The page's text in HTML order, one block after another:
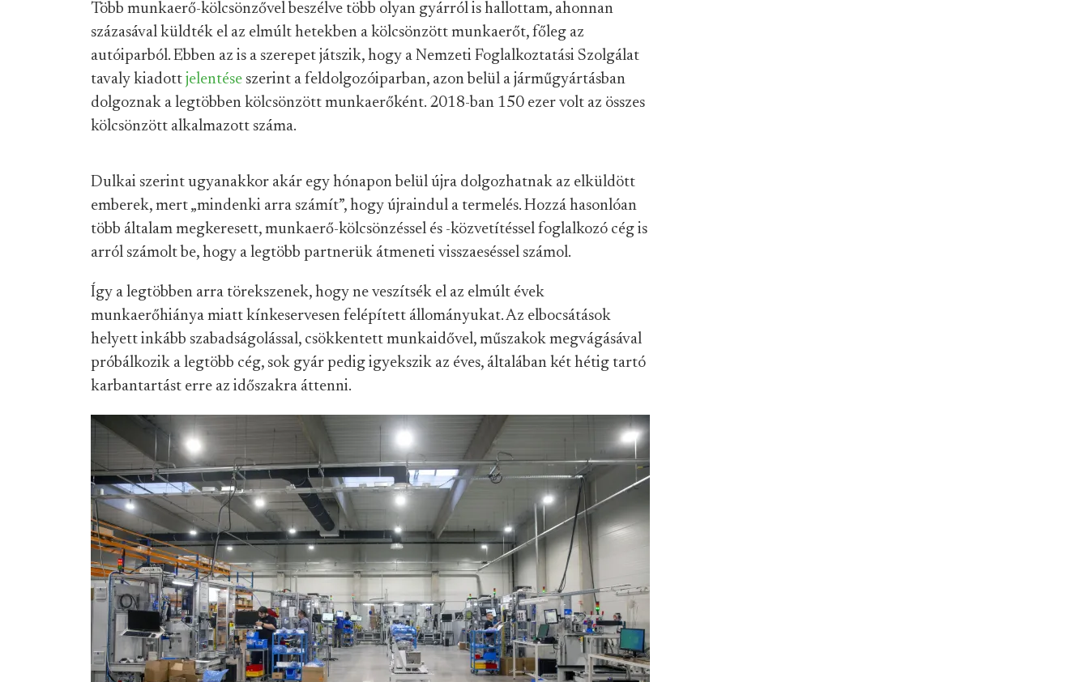
Több munkaerő-kölcsönzővel beszélve több olyan gyárról is hallottam, ahonnan
százasával küldték el az elmúlt hetekben a kölcsönzött munkaerőt, főleg az
autóiparból. Ebben az is a szerepet játszik, hogy a Nemzeti Foglalkoztatási Szolgálat
tavaly kiadott jelentése szerint a feldolgozóiparban, azon belül a járműgyártásban
dolgoznak a legtöbben kölcsönzött munkaerőként. 2018-ban 150 ezer volt az összes
kölcsönzött alkalmazott száma.
Dulkai szerint ugyanakkor akár egy hónapon belül újra dolgozhatnak az elküldött
emberek, mert „mindenki arra számít”, hogy újraindul a termelés. Hozzá hasonlóan
több általam megkeresett, munkaerő-kölcsönzéssel és -közvetítéssel foglalkozó cég is
arról számolt be, hogy a legtöbb partnerük átmeneti visszaeséssel számol.
Így a legtöbben arra törekszenek, hogy ne veszítsék el az elmúlt évek
munkaerőhiánya miatt kínkeservesen felépített állományukat. Az elbocsátások
helyett inkább szabadságolással, csökkentett munkaidővel, műszakok megvágásával
próbálkozik a legtöbb cég, sok gyár pedig igyekszik az éves, általában két hétig tartó
karbantartást erre az időszakra áttenni.